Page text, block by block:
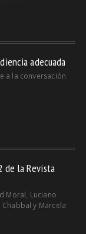
adecuada
a la conversación
de la Revista
Moral, Luciano
y Marcela